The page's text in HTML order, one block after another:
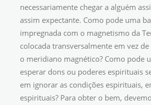
necessariamente chegar a alguém
assim expectante. Como pode uma
impregnada com o magnetismo da
colocada transversalmente em vez
o meridiano magnético? Como pode
esperar dons ou poderes espirituais
em ignorar as condições espirituais,
espirituais? Para obter o bem,